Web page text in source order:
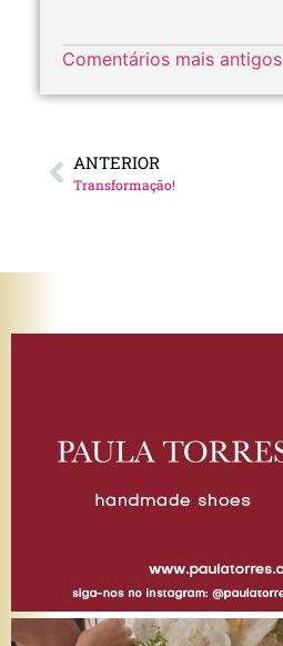
Comentários mais antigos
ANTERIOR
Transformação!